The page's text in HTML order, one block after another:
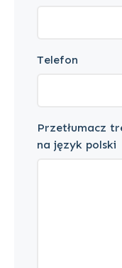
Telefon
Przetłumacz
na język polski